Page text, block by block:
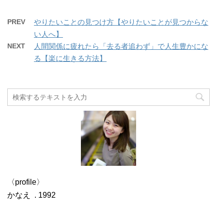
PREV
やりたいことの見つけ方【やりたいことが見つからな
い人へ】
NEXT
人間関係に疲れたら「去る者追わず」で人生豊かにな
る【楽に生きる方法】
〈profile〉
かなえ . 1992